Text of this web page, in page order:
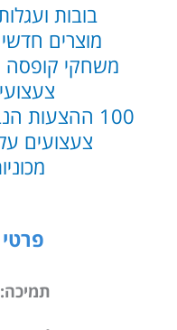
בובות
מוצרים
משחקי קופסה
100 ההצעות הנבחרות
צעצועים